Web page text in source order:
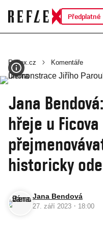
Předplatné
Reflex.cz Komentáře
Jana
hřeje u
historicky
Jana Bendová
27. září 2023 · 18:00